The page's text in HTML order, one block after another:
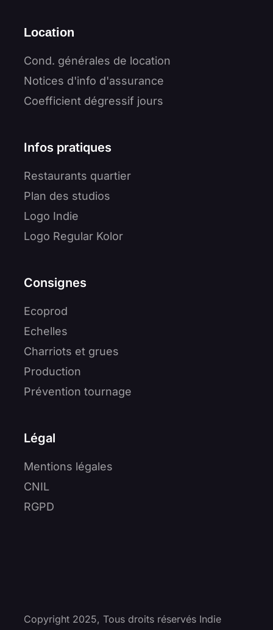
Location
Cond. générales de location
Notices d'info d'assurance
Coefficient dégressif jours
Infos pratiques
Restaurants quartier
Plan des studios
Logo Indie
Logo Regular Kolor
Consignes
Ecoprod
Echelles
Charriots et grues
Production
Prévention tournage
Légal
Mentions légales
CNIL
RGPD
Copyright 2025, Tous droits réservés Indie